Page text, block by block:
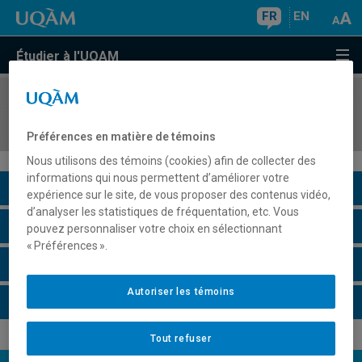
FR EN
Étudier à l'UQAM
COURS//
Description du cours
Horaire - Été 2026
Préférences en matière de témoins
Nous utilisons des témoins (cookies) afin de collecter des
informations qui nous permettent d’améliorer votre
expérience sur le site, de vous proposer des contenus vidéo,
d’analyser les statistiques de fréquentation, etc. Vous
pouvez personnaliser votre choix en sélectionnant
« Préférences ».
Tout refuser
Autoriser les témoins